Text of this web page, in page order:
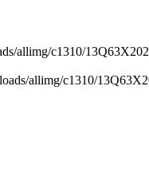
allimg/c1310/
allimg/c1310/